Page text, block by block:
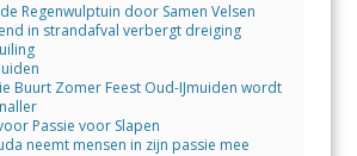
Regenwulptuin door Samen Velsen
in strandafval verbergt dreiging
Buurt Zomer Feest Oud-IJmuiden wordt
Passie voor Slapen
neemt mensen in zijn passie mee